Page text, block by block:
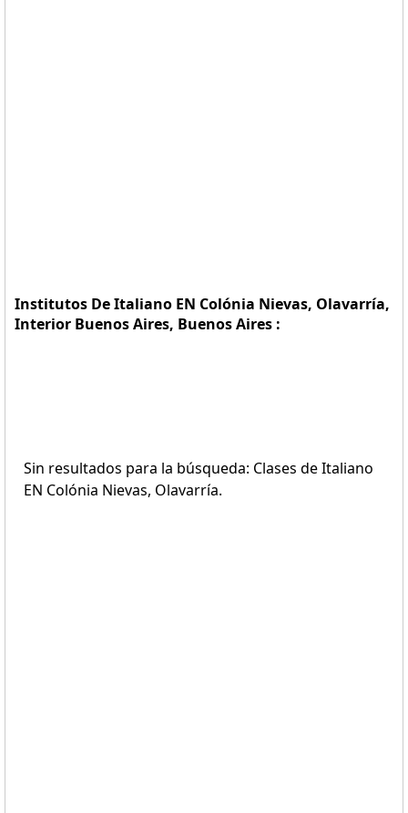
Institutos De Italiano EN Colónia Nievas, Olavarría,
Interior Buenos Aires, Buenos Aires :
Sin resultados para la búsqueda: Clases de Italiano
EN Colónia Nievas, Olavarría.